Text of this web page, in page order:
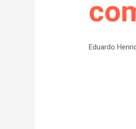
Eduardo